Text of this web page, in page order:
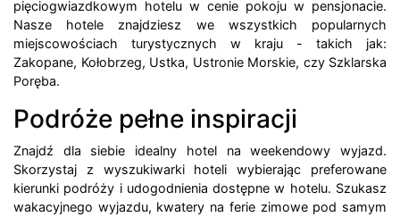
pięciogwiazdkowym hotelu w cenie pokoju w pensjonacie.
Nasze hotele znajdziesz we wszystkich popularnych
miejscowościach turystycznych w kraju - takich jak:
Zakopane, Kołobrzeg, Ustka, Ustronie Morskie, czy Szklarska
Poręba.
Podróże pełne inspiracji
Znajdź dla siebie idealny hotel na weekendowy wyjazd.
Skorzystaj z wyszukiwarki hoteli wybierając preferowane
kierunki podróży i udogodnienia dostępne w hotelu. Szukasz
wakacyjnego wyjazdu, kwatery na ferie zimowe pod samym